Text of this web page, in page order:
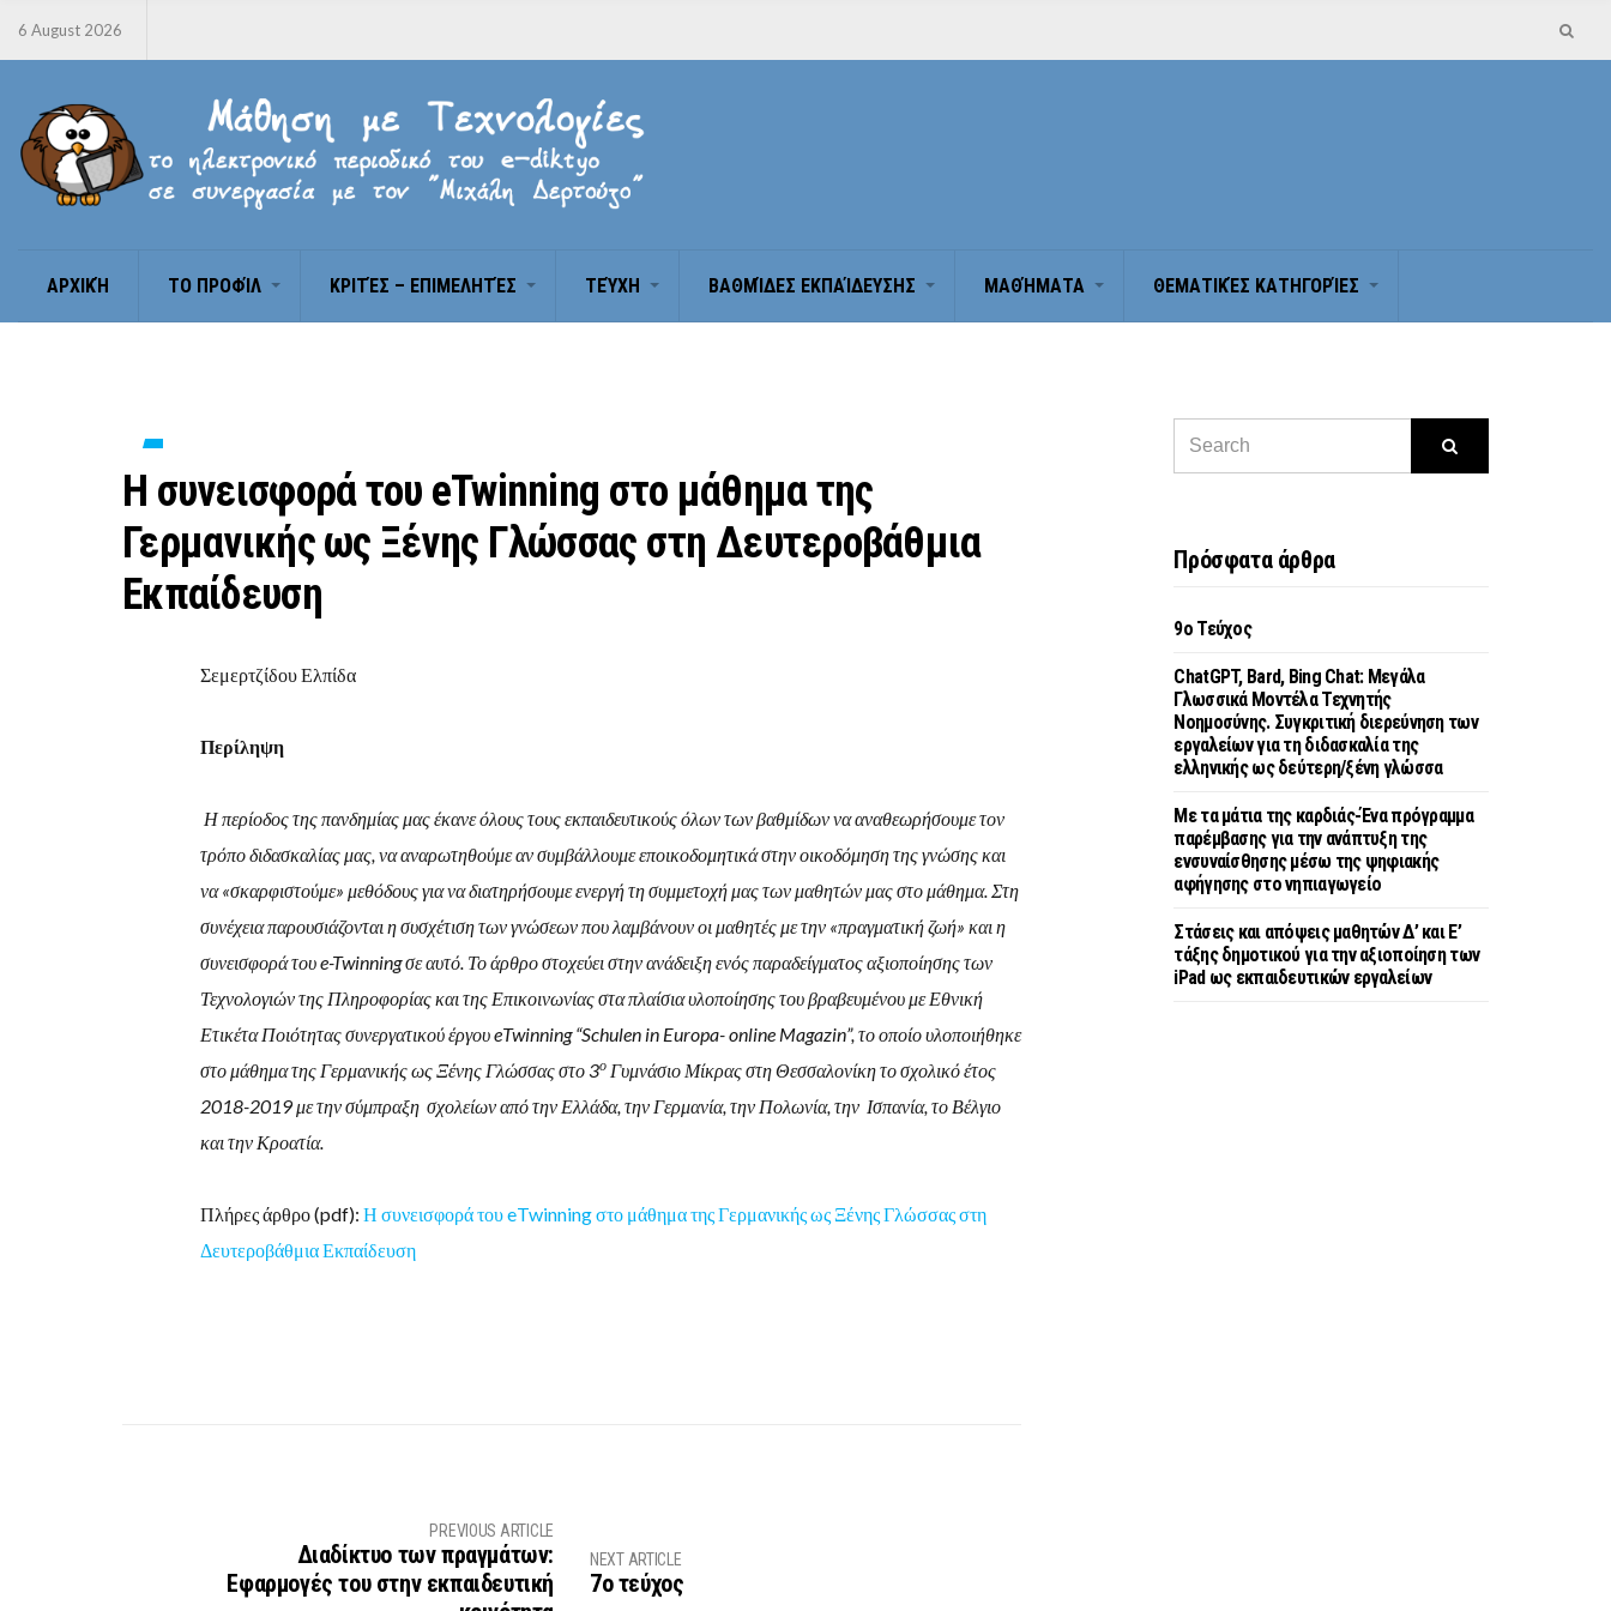
6 August 2026
ΑΡΧΙΚΉ ΤΟ ΠΡΟΦΊΛ ΚΡΙΤΈΣ – ΕΠΙΜΕΛΗΤΈΣ ΤΕΎΧΗ BΑΘΜΊΔΕΣ ΕΚΠΑΊΔΕΥΣΗΣ ΜΑΘΉΜΑΤΑ ΘΕΜΑΤΙΚΈΣ ΚΑΤΗΓΟΡΊΕΣ
Η συνεισφορά του eTwinning στο μάθημα της
Γερμανικής ως Ξένης Γλώσσας στη Δευτεροβάθμια
Εκπαίδευση
Σεμερτζίδου Ελπίδα
Περίληψη
Η περίοδος της πανδημίας μας έκανε όλους τους εκπαιδευτικούς όλων των βαθμίδων να αναθεωρήσουμε τον
τρόπο διδασκαλίας μας, να αναρωτηθούμε αν συμβάλλουμε εποικοδομητικά στην οικοδόμηση της γνώσης και
να «σκαρφιστούμε» μεθόδους για να διατηρήσουμε ενεργή τη συμμετοχή μας των μαθητών μας στο μάθημα. Στη
συνέχεια παρουσιάζονται η συσχέτιση των γνώσεων που λαμβάνουν οι μαθητές με την «πραγματική ζωή» και η
συνεισφορά του e-Twinning σε αυτό. Το άρθρο στοχεύει στην ανάδειξη ενός παραδείγματος αξιοποίησης των
Τεχνολογιών της Πληροφορίας και της Επικοινωνίας στα πλαίσια υλοποίησης του βραβευμένου με Εθνική
Ετικέτα Ποιότητας συνεργατικού έργου eTwinning “Schulen in Europa- online Magazin”, το οποίο υλοποιήθηκε
στο μάθημα της Γερμανικής ως Ξένης Γλώσσας στο 3οΓυμνάσιο Μίκρας στη Θεσσαλονίκη το σχολικό έτος
2018-2019 με την σύμπραξη σχολείων από την Ελλάδα, την Γερμανία, την Πολωνία, την Ισπανία, το Βέλγιο
και την Κροατία.
Πλήρες άρθρο (pdf): Η συνεισφορά του eTwinning στο μάθημα της Γερμανικής ως Ξένης Γλώσσας στη
Δευτεροβάθμια Εκπαίδευση
PREVIOUS ARTICLE
Διαδίκτυο των πραγμάτων:
Εφαρμογές του στην εκπαιδευτική
NEXT ARTICLE
7ο τεύχος
Πρόσφατα άρθρα
9o Τεύχος
ChatGPT, Bard, Bing Chat: Μεγάλα
Γλωσσικά Μοντέλα Τεχνητής
Νοημοσύνης. Συγκριτική διερεύνηση των
εργαλείων για τη διδασκαλία της
ελληνικής ως δεύτερη/ξένη γλώσσα
Με τα μάτια της καρδιάς-Ένα πρόγραμμα
παρέμβασης για την ανάπτυξη της
ενσυναίσθησης μέσω της ψηφιακής
αφήγησης στο νηπιαγωγείο
Στάσεις και απόψεις μαθητών Δ’ και Ε’
τάξης δημοτικού για την αξιοποίηση των
iPad ως εκπαιδευτικών εργαλείων